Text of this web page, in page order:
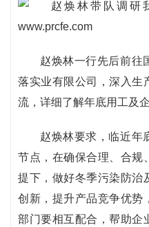
赵焕林一行先后前往
落实业有限公司，深入生
流，详细了解年底用工及
赵焕林要求，临近年
节点，在确保合理、合规
提下，做好冬季污染防治
创新，提升产品竞争优势
部门要相互配合，帮助企